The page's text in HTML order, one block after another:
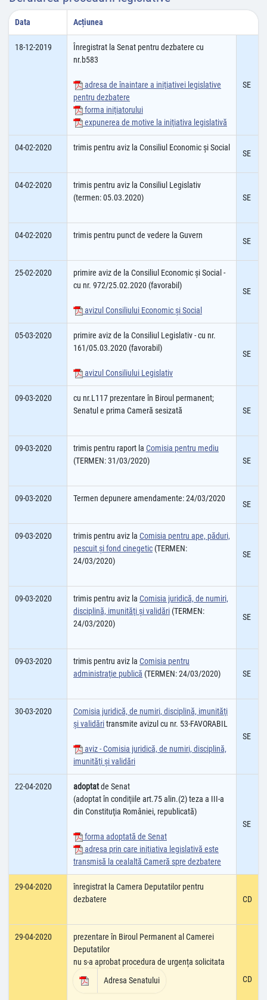
Data Acțiunea
18-12-2019
Înregistrat la Senat pentru dezbatere cu
nr.b583
adresa de înaintare a iniţiativei legislative
pentru dezbatere
forma iniţiatorului
expunerea de motive la iniţiativa legislativă
SE
04-02-2020 trimis pentru aviz la Consiliul Economic şi Social
SE
04-02-2020
trimis pentru aviz la Consiliul Legislativ
(termen: 05.03.2020)
SE
04-02-2020 trimis pentru punct de vedere la Guvern
SE
25-02-2020
primire aviz de la Consiliul Economic şi Social -
cu nr. 972/25.02.2020 (favorabil)
avizul Consiliului Economic şi Social
SE
05-03-2020
primire aviz de la Consiliul Legislativ - cu nr.
161/05.03.2020 (favorabil)
avizul Consiliului Legislativ
SE
09-03-2020
cu nr.L117 prezentare în Biroul permanent;
Senatul e prima Cameră sesizată
SE
09-03-2020 trimis pentru raport la Comisia pentru mediu
(TERMEN: 31/03/2020)
SE
09-03-2020 Termen depunere amendamente: 24/03/2020
SE
09-03-2020 trimis pentru aviz la Comisia pentru ape, păduri,
pescuit şi fond cinegetic (TERMEN:
24/03/2020)
SE
09-03-2020 trimis pentru aviz la Comisia juridică, de numiri,
disciplină, imunităţi şi validări (TERMEN:
24/03/2020)
SE
09-03-2020 trimis pentru aviz la Comisia pentru
administraţie publică (TERMEN: 24/03/2020) SE
30-03-2020
Comisia juridică, de numiri, disciplină, imunităţi
şi validăritransmite avizul cu nr. 53-FAVORABIL
aviz - Comisia juridică, de numiri, disciplină,
imunităţi şi validări
SE
22-04-2020 adoptatde Senat
(adoptat în condiţiile art.75 alin.(2) teza a III-a
din Constituţia României, republicată)
forma adoptată de Senat
adresa prin care iniţiativa legislativă este
transmisă la cealaltă Cameră spre dezbatere
SE
29-04-2020
înregistrat la Camera Deputatilor pentru
dezbatere
CD
29-04-2020
prezentare în Biroul Permanent al Camerei
Deputatilor
nu s-a aprobat procedura de urgența solicitata
Adresa Senatului
CD